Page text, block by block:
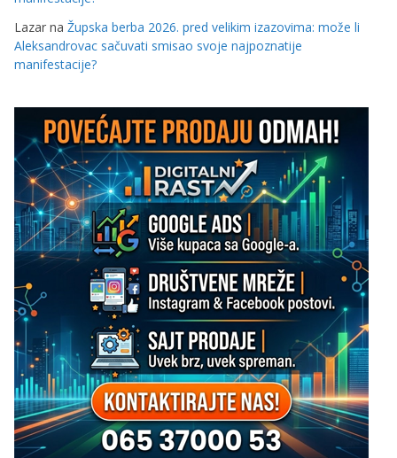
Lazar na Župska berba 2026. pred velikim izazovima: može li
Aleksandrovac sačuvati smisao svoje najpoznatije
manifestacije?